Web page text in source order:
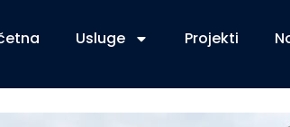
Usluge Projekti